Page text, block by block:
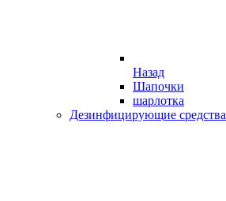
Назад
Шапочки
шарлотка
Дезинфицирующие средства